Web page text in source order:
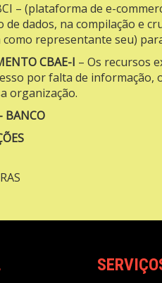
– (plataforma de e-
dados, na compilação e
representante seu)
CBAE-I – Os recursos
por falta de
organização.
BANCO